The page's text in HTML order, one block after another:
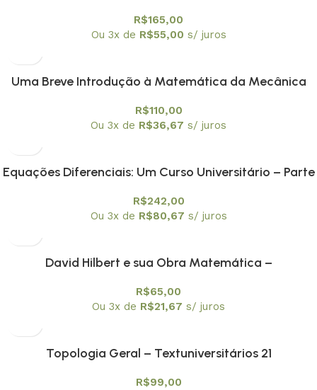
R$165,00
Ou 3x de R$55,00 s/ juros
Uma Breve Introdução à Matemática da Mecânica
R$110,00
Ou 3x de R$36,67 s/ juros
Equações Diferenciais: Um Curso Universitário – Parte
R$242,00
Ou 3x de R$80,67 s/ juros
David Hilbert e sua Obra Matemática –
R$65,00
Ou 3x de R$21,67 s/ juros
Topologia Geral – Textuniversitários 21
R$99,00